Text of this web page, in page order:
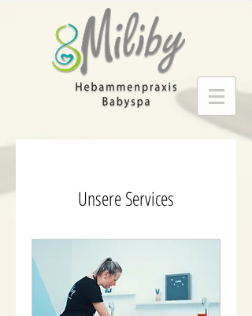
Unsere Services